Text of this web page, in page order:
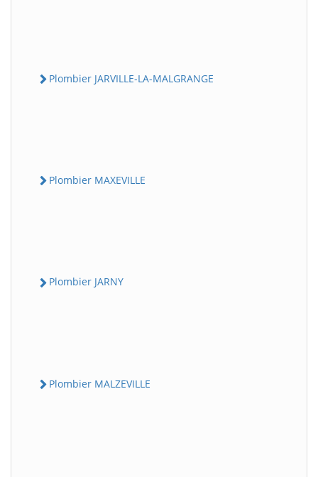
Plombier JARVILLE-LA-MALGRANGE
Plombier MAXEVILLE
Plombier JARNY
Plombier MALZEVILLE